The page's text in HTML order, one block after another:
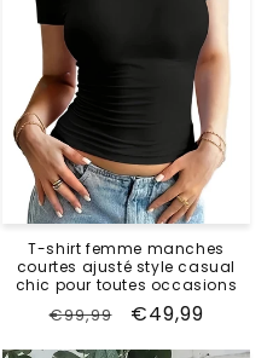
T-shirt femme manches
courtes ajusté style casual
chic pour toutes occasions
Prix
habituel
€99,99
Prix
€49,99